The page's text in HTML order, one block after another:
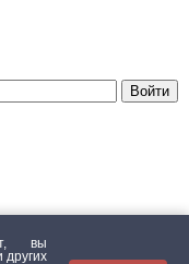
вы
других